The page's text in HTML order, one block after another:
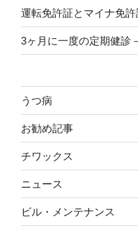
運転免許証とマイナ免
3ヶ月に一度の定期健診
うつ病
お勧め記事
チワックス
ニュース
ビル・メンテナンス